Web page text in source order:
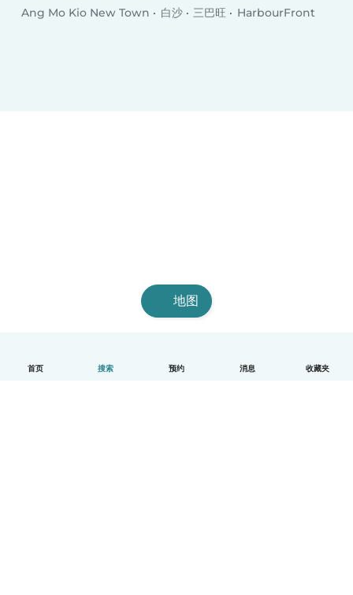
首页 搜索 预约 消息 收藏夹
Ang Mo Kio New Town
白沙 三巴旺 HarbourFront
地图